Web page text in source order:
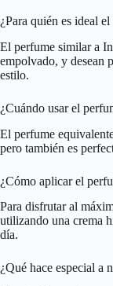
¿Para quién es ideal
El perfume similar a
empolvado, y desean
estilo.
¿Cuándo usar el
El perfume
pero también es
¿Cómo aplicar el
Para disfrutar al
utilizando una crema
día.
¿Qué hace especial a